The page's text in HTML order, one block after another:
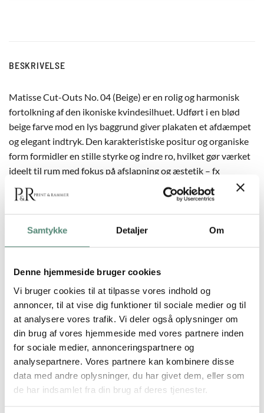
Samtykke Detaljer Om
Denne hjemmeside bruger cookies
Vi bruger cookies til at tilpasse vores indhold og
annoncer, til at vise dig funktioner til sociale medier og til
at analysere vores trafik. Vi deler også oplysninger om
din brug af vores hjemmeside med vores partnere inden
for sociale medier, annonceringspartnere og
analysepartnere. Vores partnere kan kombinere disse
data med andre oplysninger, du har givet dem, eller som
de har indsamlet fra din brug af deres tjenester.
BESKRIVELSE
Matisse Cut-Outs No. 04 (Beige) er en rolig og harmonisk
fortolkning af den ikoniske kvindesilhuet. Udført i en blød
beige farve mod en lys baggrund giver plakaten et afdæmpet
og elegant indtryk. Den karakteristiske positur og organiske
form formidler en stille styrke og indre ro, hvilket gør værket
ideelt til rum med fokus på afslapning og æstetik – fx
soveværelse, entre eller kontor. Den neutrale farve gør det
nemt at integrere motivet i mange typer indretning, og det
matcher smukt med øvrige plakater i Cut-Outs-serien, fx No.
01 (Blue) og No. 03 (Black).
YDERLIGERE INFORMATION
STØRRELSE 29,7×42 cm, 42×59,4 cm, 50×70 cm
ANMELDELSER